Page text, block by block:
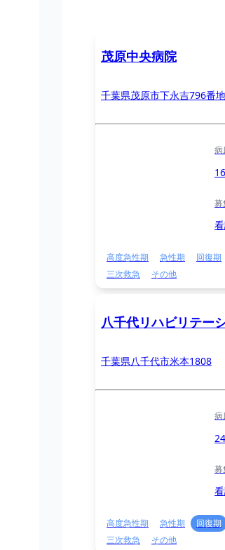
茂原中央病院
千葉県茂原市下永吉796番地
病
募
高度急性期 急性期 回復期
三次救急
その他
八千代リハビリテー
千葉県八千代市米本1808
病
募
高度急性期 急性期 回復期
三次救急
その他